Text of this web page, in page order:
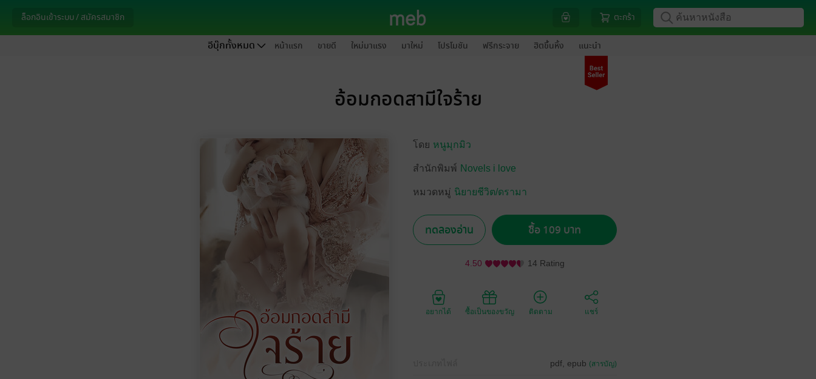
ล็อกอินเข้าระบบ / สมัครสมาชิก ตะกร้า
อีบุ๊กทั้งหมด หน้าแรก ขายดี ใหม่มาแรง มาใหม่ โปรโมชัน ฟรีกระจาย ฮิตขึ้นหิ้ง แนะนำ
อ้อมกอดสามีใจร้าย
โดย หนูมุกมิว
สำนักพิมพ์ Novels i love
หมวดหมู่ นิยายชีวิต/ดรามา
ทดลองอ่าน ซื้อ 109 บาท
4.50 14 Rating
อยากได้ ซื้อเป็นของขวัญ ติดตาม แชร์
pdf, epub (สารบัญ)